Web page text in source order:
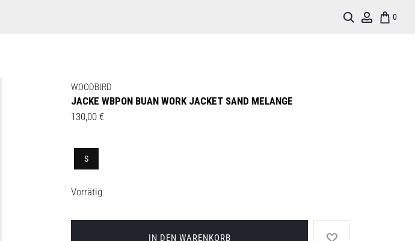
0
Account
Search
WOODBIRD
JACKE WBPON BUAN WORK JACKET SAND MELANGE
130,00 €
S
Vorrätig
IN DEN WARENKORB